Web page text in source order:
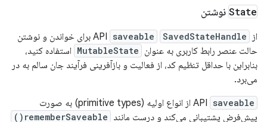
State نوشتن
از API saveable SavedStateHandle
برای خواندن و نوشتن
حالت عنصر رابط کاربری به عنوان MutableState استفاده کنید،
بنابراین با حداقل تنظیم کد، از فعالیت و بازآفرینی فرآیند جان سالم به در
می‌برد.
API saveable
از انواع اولیه (primitive types) به صورت
پیش‌فرض پشتیبانی می‌کند و درست مانند rememberSaveable()